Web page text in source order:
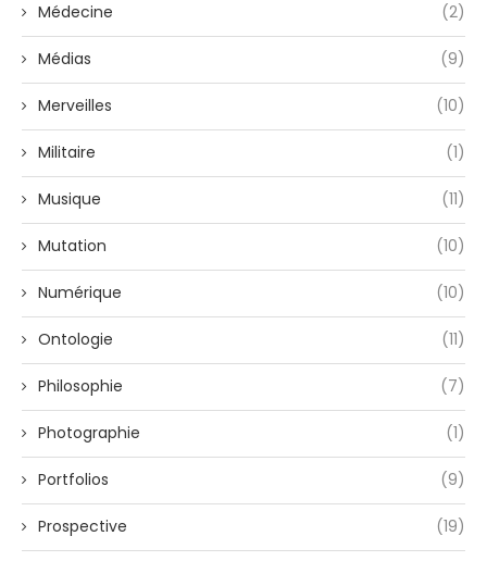
Médecine (2)
Médias (9)
Merveilles (10)
Militaire (1)
Musique (11)
Mutation (10)
Numérique (10)
Ontologie (11)
Philosophie (7)
Photographie (1)
Portfolios (9)
Prospective (19)